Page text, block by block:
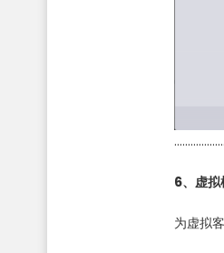
6、虚拟
为虚拟